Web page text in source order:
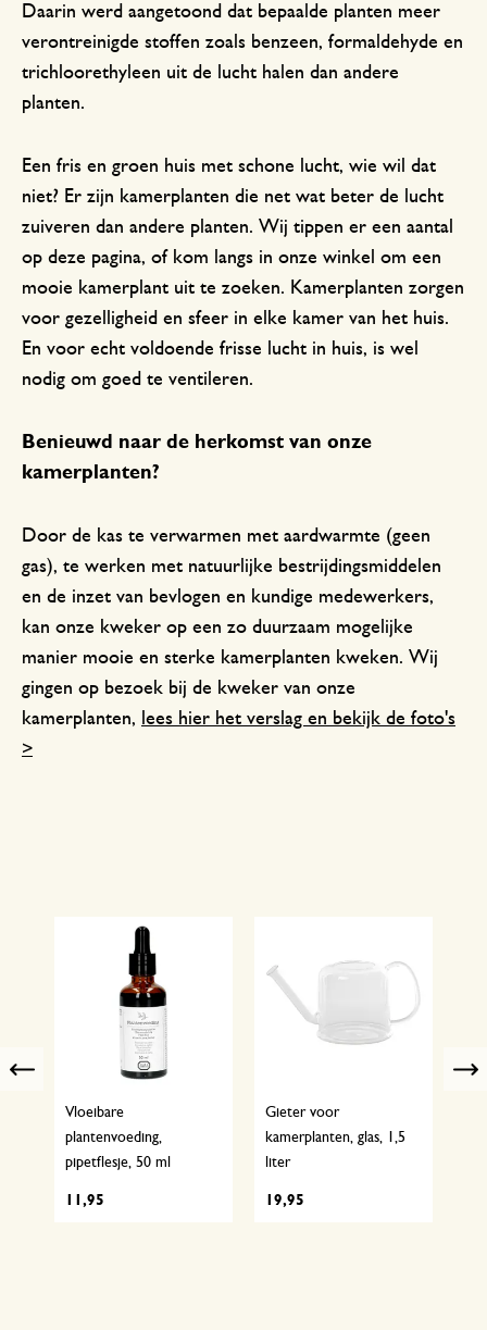
Daarin werd aangetoond dat bepaalde planten meer
verontreinigde stoffen zoals benzeen, formaldehyde en
trichloorethyleen uit de lucht halen dan andere
planten.
Een fris en groen huis met schone lucht, wie wil dat
niet? Er zijn kamerplanten die net wat beter de lucht
zuiveren dan andere planten. Wij tippen er een aantal
op deze pagina, of kom langs in onze winkel om een
mooie kamerplant uit te zoeken. Kamerplanten zorgen
voor gezelligheid en sfeer in elke kamer van het huis.
En voor echt voldoende frisse lucht in huis, is wel
nodig om goed te ventileren.
Benieuwd naar de herkomst van onze
kamerplanten?
Door de kas te verwarmen met aardwarmte (geen
gas), te werken met natuurlijke bestrijdingsmiddelen
en de inzet van bevlogen en kundige medewerkers,
kan onze kweker op een zo duurzaam mogelijke
manier mooie en sterke kamerplanten kweken. Wij
gingen op bezoek bij de kweker van onze
kamerplanten, lees hier het verslag en bekijk de foto's
>
Previous
Vloeibare
plantenvoeding,
pipetflesje, 50 ml
11,95
Gieter voor
kamerplanten, glas, 1,5
liter
19,95